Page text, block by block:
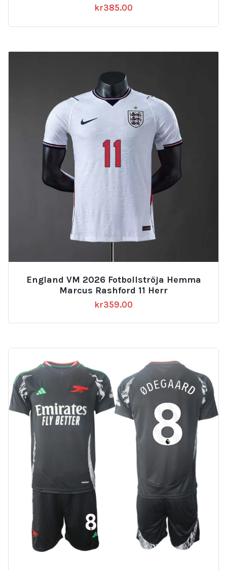
kr385.00
England VM 2026 Fotbollströja Hemma
Marcus Rashford 11 Herr
kr359.00